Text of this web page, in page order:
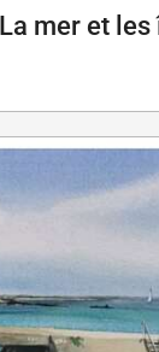
mer et les